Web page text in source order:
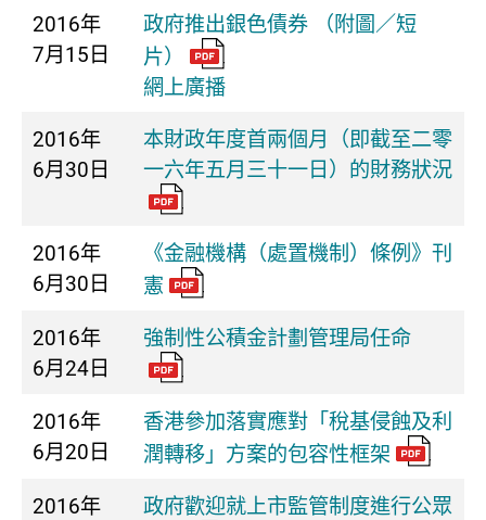
2016年
7月15日
政府推出銀色債券 （附圖／短
片）
網上廣播
2016年
6月30日
本財政年度首兩個月（即截至二零
一六年五月三十一日）的財務狀況
2016年
6月30日
《金融機構（處置機制）條例》刊
憲
2016年
6月24日
強制性公積金計劃管理局任命
2016年
6月20日
香港參加落實應對「稅基侵蝕及利
潤轉移」方案的包容性框架
2016年
政府歡迎就上市監管制度進行公眾